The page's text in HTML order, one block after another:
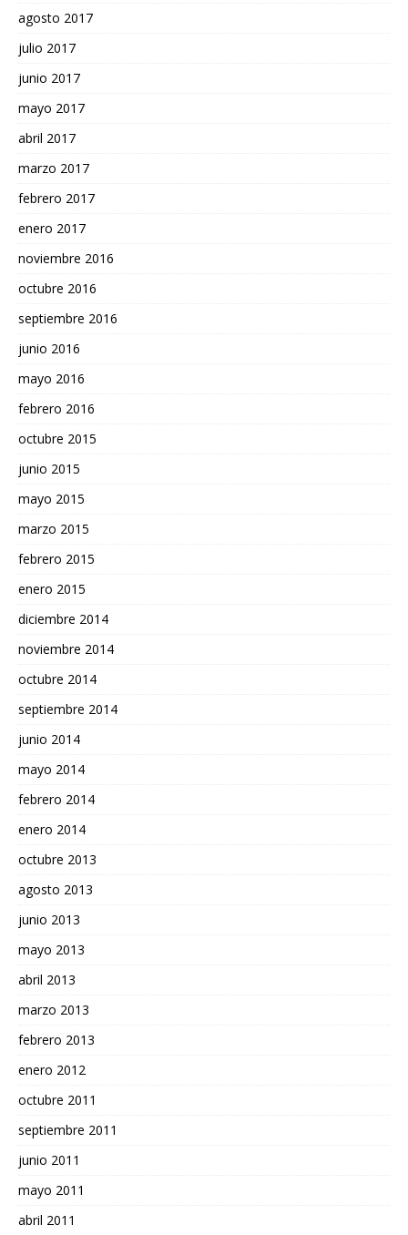
agosto 2017
julio 2017
junio 2017
mayo 2017
abril 2017
marzo 2017
febrero 2017
enero 2017
noviembre 2016
octubre 2016
septiembre 2016
junio 2016
mayo 2016
febrero 2016
octubre 2015
junio 2015
mayo 2015
marzo 2015
febrero 2015
enero 2015
diciembre 2014
noviembre 2014
octubre 2014
septiembre 2014
junio 2014
mayo 2014
febrero 2014
enero 2014
octubre 2013
agosto 2013
junio 2013
mayo 2013
abril 2013
marzo 2013
febrero 2013
enero 2012
octubre 2011
septiembre 2011
junio 2011
mayo 2011
abril 2011